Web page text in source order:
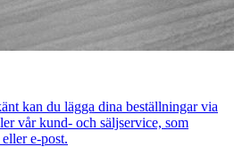
kan du lägga dina beställningar via
vår kund- och säljservice, som
e-post.